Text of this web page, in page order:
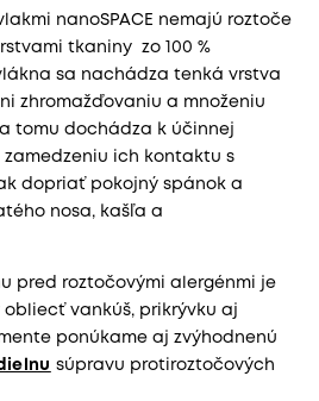
nanoSPACE nemajú roztoče
tkaniny zo 100 %
sa nachádza tenká vrstva
zhromažďovaniu a množeniu
tomu dochádza k účinnej
ich kontaktu s
dopriať pokojný spánok a
nosa, kašľa a
pred roztočovými alergénmi je
vankúš, prikrývku aj
ponúkame aj zvýhodnenú
súpravu protiroztočových